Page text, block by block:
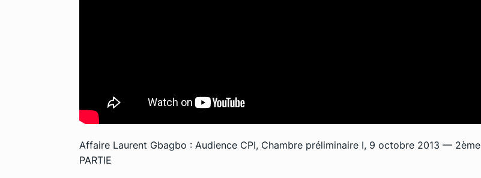
Affaire Laurent Gbagbo : Audience CPI, Chambre préliminaire I, 9 octobre 2013 — 2ème
PARTIE